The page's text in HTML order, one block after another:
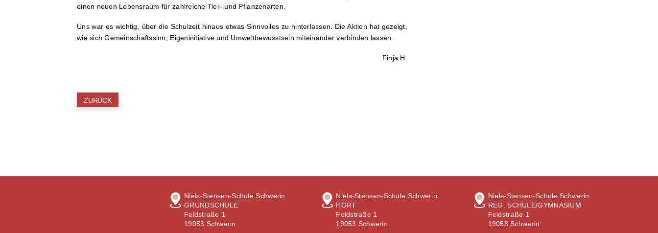
einen neuen Lebensraum für zahlreiche Tier- und Pflanzenarten.
Uns war es wichtig, über die Schulzeit hinaus etwas Sinnvolles zu hinterlassen. Die Aktion hat gezeigt,
wie sich Gemeinschaftssinn, Eigeninitiative und Umweltbewusstsein miteinander verbinden lassen.
Finja H.
ZURÜCK
Niels-Stensen-Schule Schwerin
GRUNDSCHULE
Feldstraße 1
19053 Schwerin
Niels-Stensen-Schule Schwerin
HORT
Feldstraße 1
19053 Schwerin
Niels-Stensen-Schule Schwerin
REG. SCHULE/GYMNASIUM
Feldstraße 1
19053 Schwerin